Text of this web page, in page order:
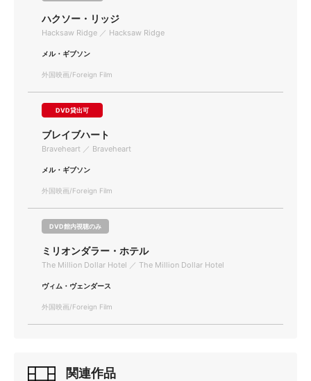
ハクソー・リッジ
Hacksaw Ridge ／ Hacksaw Ridge
メル・ギブソン
外国映画/Foreign Film
DVD貸出可
ブレイブハート
Braveheart ／ Braveheart
メル・ギブソン
外国映画/Foreign Film
DVD館内視聴のみ
ミリオンダラー・ホテル
The Million Dollar Hotel ／ The Million Dollar Hotel
ヴィム・ヴェンダース
外国映画/Foreign Film
関連作品